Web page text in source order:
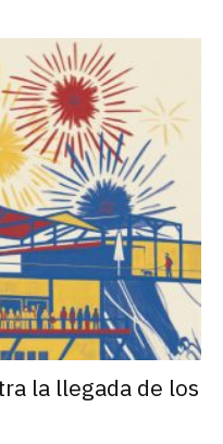
la llegada de los